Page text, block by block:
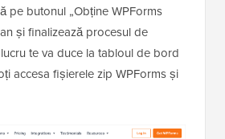
pe butonul „Obține WPForms
și finalizează procesul de
te va duce la tabloul de bord
accesa fișierele zip WPForms și